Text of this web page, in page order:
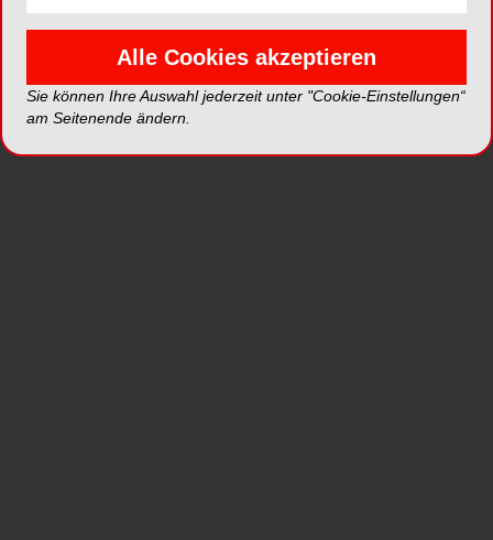
Alle Kategorien
Alle Cookies akzeptieren
Sie können Ihre Auswahl jederzeit unter "Cookie-Einstellungen“
am Seitenende ändern.